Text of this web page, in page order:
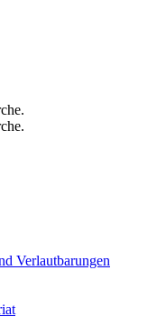
Verlautbarungen